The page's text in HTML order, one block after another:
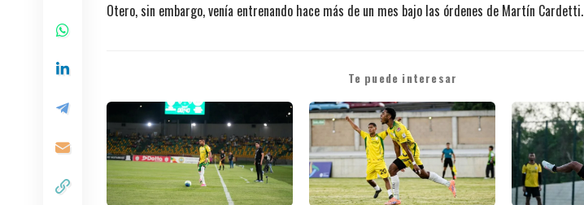
Otero, sin embargo, venía entrenando hace más de un mes bajo las órdenes de Martín Cardetti.
Te puede interesar